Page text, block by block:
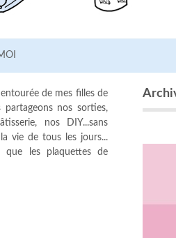
de mes filles de
nos sorties,
nos DIY...sans
vie de tous les jours...
que les plaquettes de